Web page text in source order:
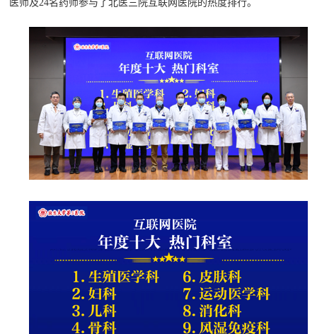
医师及24名药师参与了北医三院互联网医院的热度排行。